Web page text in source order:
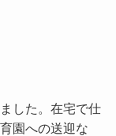
した。在宅で仕
園への送迎な